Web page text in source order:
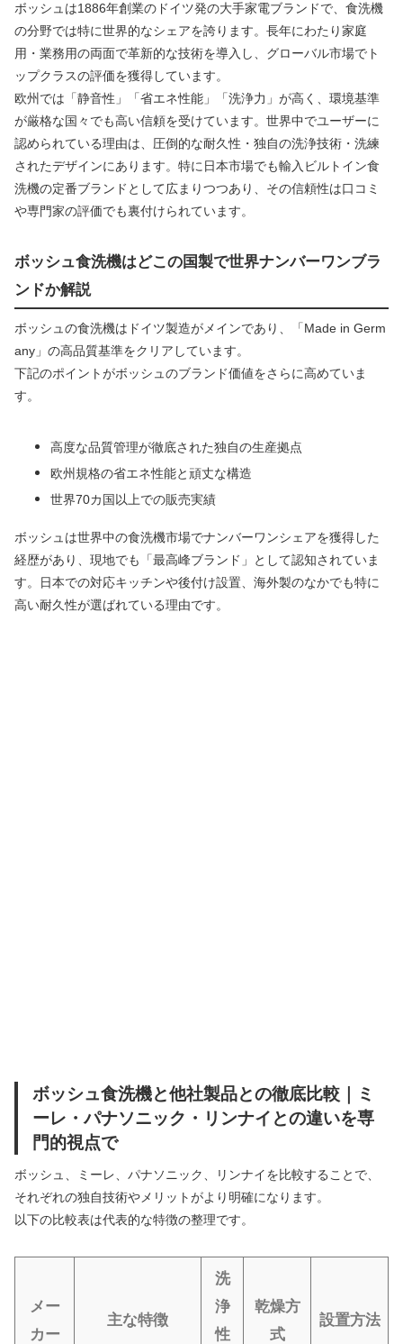
ボッシュは1886年創業のドイツ発の大手家電ブランドで、食洗機
の分野では特に世界的なシェアを誇ります。長年にわたり家庭
用・業務用の両面で革新的な技術を導入し、グローバル市場でト
ップクラスの評価を獲得しています。
欧州では「静音性」「省エネ性能」「洗浄力」が高く、環境基準
が厳格な国々でも高い信頼を受けています。世界中でユーザーに
認められている理由は、圧倒的な耐久性・独自の洗浄技術・洗練
されたデザインにあります。特に日本市場でも輸入ビルトイン食
洗機の定番ブランドとして広まりつつあり、その信頼性は口コミ
や専門家の評価でも裏付けられています。
ボッシュ食洗機はどこの国製で世界ナンバーワンブラ
ンドか解説
ボッシュの食洗機はドイツ製造がメインであり、「Made in Germ
any」の高品質基準をクリアしています。
下記のポイントがボッシュのブランド価値をさらに高めていま
す。
高度な品質管理が徹底された独自の生産拠点
欧州規格の省エネ性能と頑丈な構造
世界70カ国以上での販売実績
ボッシュは世界中の食洗機市場でナンバーワンシェアを獲得した
経歴があり、現地でも「最高峰ブランド」として認知されていま
す。日本での対応キッチンや後付け設置、海外製のなかでも特に
高い耐久性が選ばれている理由です。
ボッシュ食洗機と他社製品との徹底比較｜ミ
ーレ・パナソニック・リンナイとの違いを専
門的視点で
ボッシュ、ミーレ、パナソニック、リンナイを比較することで、
それぞれの独自技術やメリットがより明確になります。
以下の比較表は代表的な特徴の整理です。
メー
カー
主な特徴
洗
浄
性
乾燥方
式
設置方法